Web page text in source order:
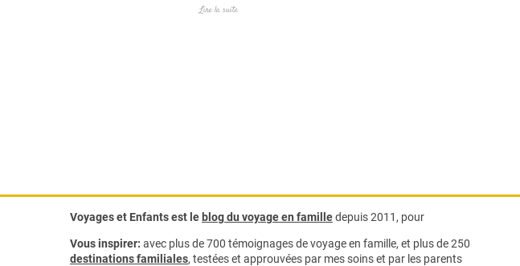
Lire la suite
Voyages et Enfants est le blog du voyage en familledepuis 2011, pour
Vous inspirer: avec plus de 700 témoignages devoyage en famille, et plus de 250
destinations familiales, testées et approuvées par mes soins et par les parents